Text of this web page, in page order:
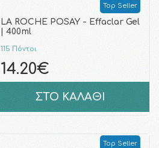
Top Seller
LA ROCHE POSAY - Effaclar Gel
| 400ml
115 Πόντοι
14.20€
ΣΤΟ ΚΑΛΑΘΙ
Top Seller